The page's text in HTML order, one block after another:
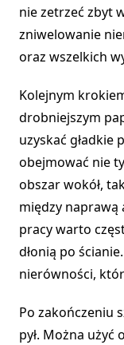
nie zetrzeć zbyt
zniwelowanie
oraz wszelkich
Kolejnym
drobniejszym
uzyskać gładkie
obejmować nie
obszar wokół,
między naprawą
pracy warto
dłonią po
nierówności,
Po zakończeniu
pył. Można